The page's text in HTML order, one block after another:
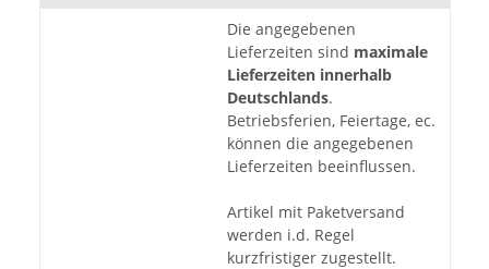
Die angegebenen
Lieferzeiten sind maximale
Lieferzeiten innerhalb
Deutschlands.
Betriebsferien, Feiertage, ec.
können die angegebenen
Lieferzeiten beeinflussen.
Artikel mit Paketversand
werden i.d. Regel
kurzfristiger zugestellt.